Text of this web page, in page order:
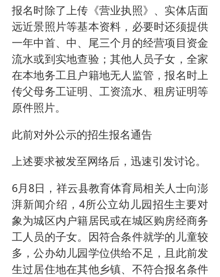
报名时除了上传《营业执照》、实体店面
远近景照片等基本资料，必要时还须提供
一年中首、中、尾三个月的经营项目资金
流水或到实地查验；其他人员子女，全家
在本地务工且户籍地无人监管，报名时上
传父母务工证明、工资流水、租房证明等
原件照片。
此前对外公示的招生报名通告
上述要求被发至网络后，迅速引发讨论。
6月8日，祥云县教育体育局相关人士向澎
湃新闻介绍，4所公立幼儿园招生主要对
象为城区内户籍居民或在城区购房经商务
工人员的子女。因符合条件就学的儿童较
多，公办幼儿园学位供给不足，且此前发
生过居住地在其他乡镇、不符合报名条件